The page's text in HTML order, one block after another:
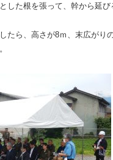
した根を張って、幹から延
たら、高さが8ｍ、末広がり